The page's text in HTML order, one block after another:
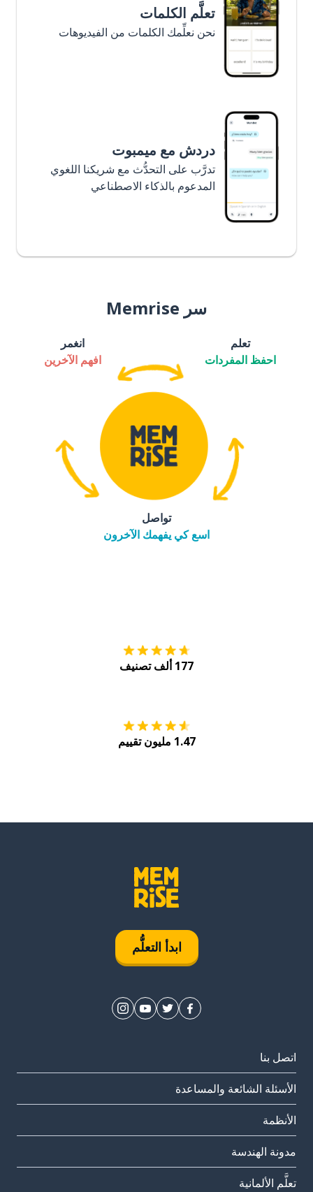
تعلَّم الكلمات
نحن نعلِّمك الكلمات من الفيديوهات
دردش مع ميمبوت
تدرَّب على التحدُّث مع شريكنا اللغوي
المدعوم بالذكاء الاصطناعي
سر Memrise
تعلم
احفظ المفردات
انغمر
افهم الآخرين
تواصل
اسع كي يفهمك الآخرون
177 ألف تصنيف
1.47 مليون تقييم
ابدأ التعلُّم
اتصل بنا
الأسئلة الشائعة والمساعدة
الأنظمة
مدونة الهندسة
تعلَّم الألمانية